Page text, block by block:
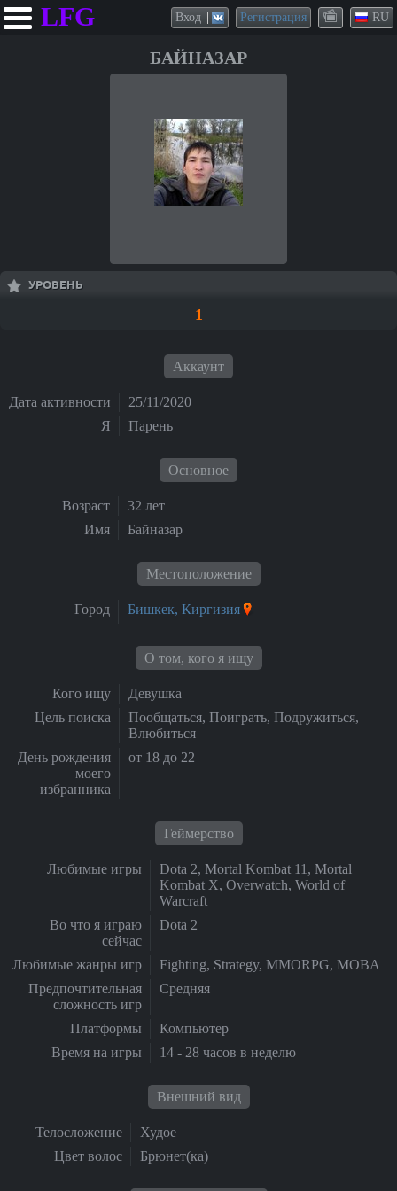
LFG Вход Регистрация RU
БАЙНАЗАР
УРОВЕНЬ
1
Аккаунт
Дата активности
25/11/2020
Я
Парень
Основное
Возраст
32 лет
Имя
Байназар
Местоположение
Город Бишкек, Киргизия
О том, кого я ищу
Кого ищу
Девушка
Цель поиска
Пообщаться, Поиграть, Подружиться,
Влюбиться
День рождения
моего
избранника
от 18 до 22
Геймерство
Любимые игры
Dota 2, Mortal Kombat 11, Mortal
Kombat X, Overwatch, World of
Warcraft
Во что я играю
сейчас
Dota 2
Любимые жанры игр
Fighting, Strategy, MMORPG, MOBA
Предпочтительная
сложность игр
Средняя
Платформы
Компьютер
Время на игры
14 - 28 часов в неделю
Внешний вид
Телосложение
Худое
Цвет волос
Брюнет(ка)